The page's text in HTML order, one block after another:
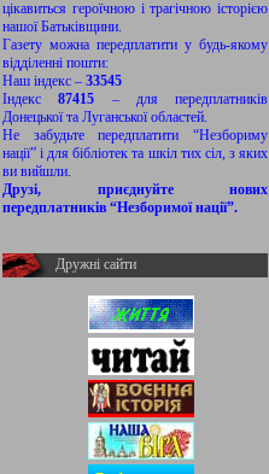
цікавиться героїчною і трагічною історією
нашої Батьківщини.
Газету можна передплатити у будь-якому
відділенні пошти:
Наш індекс – 33545
Індекс87415 – для передплатників
Донецької та Луганської областей.
Не забудьте передплатити “Незбориму
нації” і для бібліотек та шкіл тих сіл, з яких
ви вийшли.
Друзі, приєднуйте нових
передплатників “Незборимої нації”.
Дружні сайти